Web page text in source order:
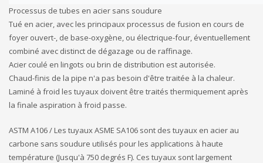
Processus de tubes en acier sans soudure
Tué en acier, avec les principaux processus de fusion en cours de
foyer ouvert-, de base-oxygène, ou électrique-four, éventuellement
combiné avec distinct de dégazage ou de raffinage.
Acier coulé en lingots ou brin de distribution est autorisée.
Chaud-finis de la pipe n'a pas besoin d'être traitée à la chaleur.
Laminé à froid les tuyaux doivent être traités thermiquement après
la finale aspiration à froid passe.
ASTM A106 / Les tuyaux ASME SA106 sont des tuyaux en acier au
carbone sans soudure utilisés pour les applications à haute
température (Jusqu'à 750 degrés F). Ces tuyaux sont largement